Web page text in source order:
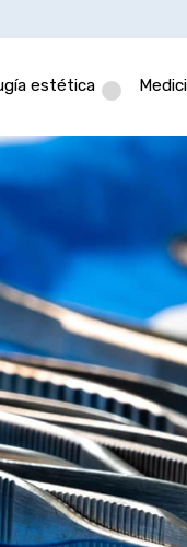
estética